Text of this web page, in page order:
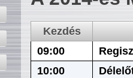
Kezdés
09:00
10:00